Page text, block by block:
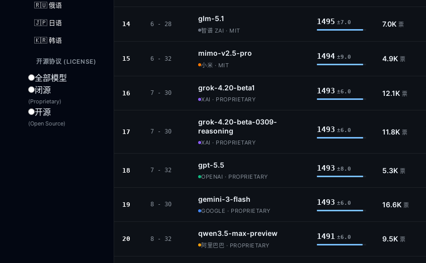
🇷🇺 俄语
🇯🇵 日语
🇰🇷 韩语
开源协议 (LICENSE)
全部模型
闭源
(Proprietary)
开源
(Open Source)
14 6 - 28
glm-5.1
智谱 ZAI · MIT
1495 ±7.0 7.0K 票
15 6 - 32
mimo-v2.5-pro
小米 · MIT
1494 ±9.0 4.9K 票
16 7 - 30
grok-4.20-beta1
XAI · PROPRIETARY
1493 ±6.0 12.1K 票
17 7 - 30
grok-4.20-beta-0309-
reasoning
XAI · PROPRIETARY
1493 ±6.0 11.8K 票
18 7 - 32
gpt-5.5
OPENAI · PROPRIETARY
1493 ±8.0 5.3K 票
19 8 - 30
gemini-3-flash
GOOGLE · PROPRIETARY
1493 ±6.0 16.6K 票
20 8 - 32
qwen3.5-max-preview
阿里巴巴 · PROPRIETARY
1491 ±6.0 9.5K 票